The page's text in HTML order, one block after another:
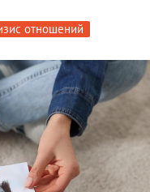
отношений